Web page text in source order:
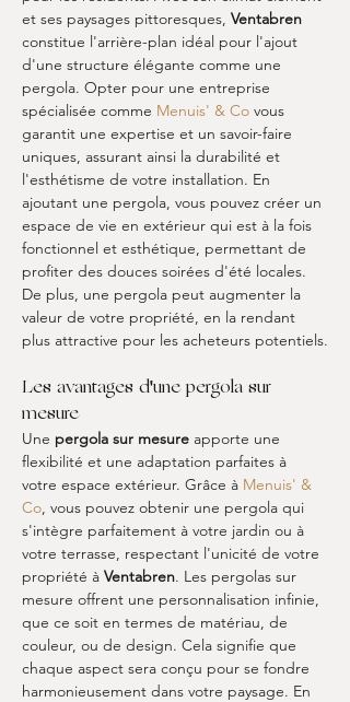
et ses paysages pittoresques, Ventabren
constitue l'arrière-plan idéal pour l'ajout
d'une structure élégante comme une
pergola. Opter pour une entreprise
spécialisée comme Menuis' & Co vous
garantit une expertise et un savoir-faire
uniques, assurant ainsi la durabilité et
l'esthétisme de votre installation. En
ajoutant une pergola, vous pouvez créer un
espace de vie en extérieur qui est à la fois
fonctionnel et esthétique, permettant de
profiter des douces soirées d'été locales.
De plus, une pergola peut augmenter la
valeur de votre propriété, en la rendant
plus attractive pour les acheteurs potentiels.
Les avantages d'une pergola sur
mesure
Une pergola sur mesure apporte une
flexibilité et une adaptation parfaites à
votre espace extérieur. Grâce à Menuis' &
Co, vous pouvez obtenir une pergola qui
s'intègre parfaitement à votre jardin ou à
votre terrasse, respectant l'unicité de votre
propriété à Ventabren. Les pergolas sur
mesure offrent une personnalisation infinie,
que ce soit en termes de matériau, de
couleur, ou de design. Cela signifie que
chaque aspect sera conçu pour se fondre
harmonieusement dans votre paysage. En